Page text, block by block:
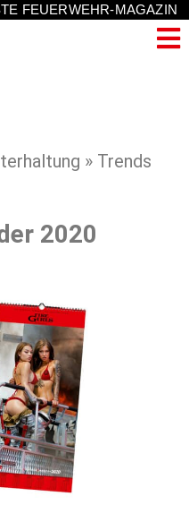
FEUERWEHR-MAGAZIN
» Trends
2020